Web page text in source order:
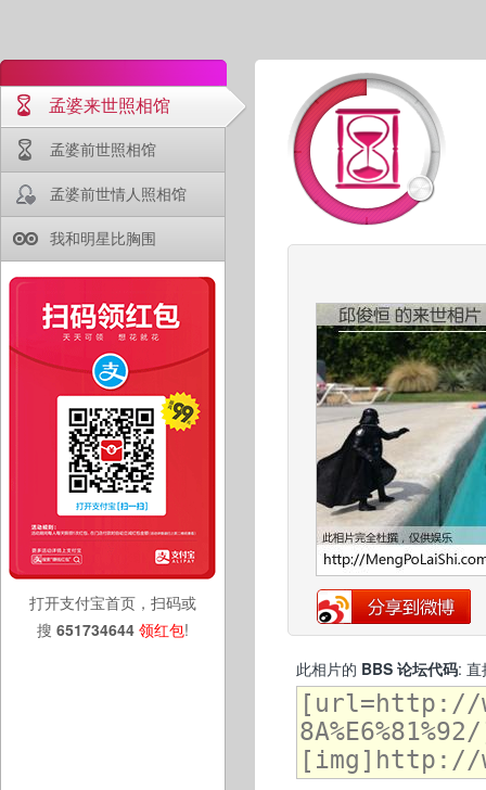
孟婆来世照相馆
孟婆前世照相馆
孟婆前世情人照相馆
我和明星比胸围
打开支付宝首页，扫码或
搜 651734644 领红包!
此相片的 BBS 论坛代码: 直